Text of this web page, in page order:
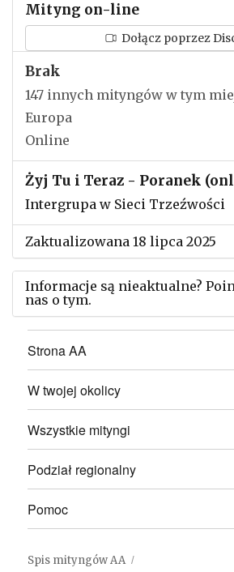
Mityng on-line
Dołącz poprzez
Brak
147 innych mityngów w tym
Europa
Online
Żyj Tu i Teraz - Poranek
Intergrupa w Sieci Trzeźwości
Zaktualizowana 18 lipca 2025
Informacje są nieaktualne?
nas o tym.
Użyj tego formularza aby
zmianach w powyższym
Strona AA
W twojej okolicy
Wszystkie mityngi
Podział regionalny
Pomoc
Spis mityngów AA